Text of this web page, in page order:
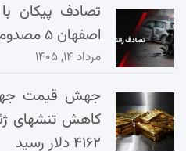
تصادف پیکان با
اصفهان ۵ مصدوم بر جای گذاشت
مرداد ۱۴, ۱۴۰۵
جهش قیمت
کاهش تنشهای
۴۱۶۲ دلار رسید